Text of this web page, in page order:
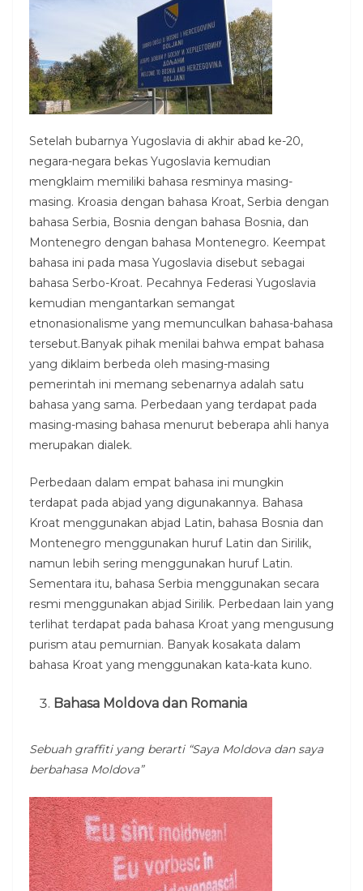
Setelah bubarnya Yugoslavia di akhir abad ke-20,
negara-negara bekas Yugoslavia kemudian
mengklaim memiliki bahasa resminya masing-
masing. Kroasia dengan bahasa Kroat, Serbia dengan
bahasa Serbia, Bosnia dengan bahasa Bosnia, dan
Montenegro dengan bahasa Montenegro. Keempat
bahasa ini pada masa Yugoslavia disebut sebagai
bahasa Serbo-Kroat. Pecahnya Federasi Yugoslavia
kemudian mengantarkan semangat
etnonasionalisme yang memunculkan bahasa-bahasa
tersebut.Banyak pihak menilai bahwa empat bahasa
yang diklaim berbeda oleh masing-masing
pemerintah ini memang sebenarnya adalah satu
bahasa yang sama. Perbedaan yang terdapat pada
masing-masing bahasa menurut beberapa ahli hanya
merupakan dialek.
Perbedaan dalam empat bahasa ini mungkin
terdapat pada abjad yang digunakannya. Bahasa
Kroat menggunakan abjad Latin, bahasa Bosnia dan
Montenegro menggunakan huruf Latin dan Sirilik,
namun lebih sering menggunakan huruf Latin.
Sementara itu, bahasa Serbia menggunakan secara
resmi menggunakan abjad Sirilik. Perbedaan lain yang
terlihat terdapat pada bahasa Kroat yang mengusung
purism atau pemurnian. Banyak kosakata dalam
bahasa Kroat yang menggunakan kata-kata kuno.
Bahasa Moldova dan Romania
Sebuah graffiti yang berarti “Saya Moldova dan saya
berbahasa Moldova”